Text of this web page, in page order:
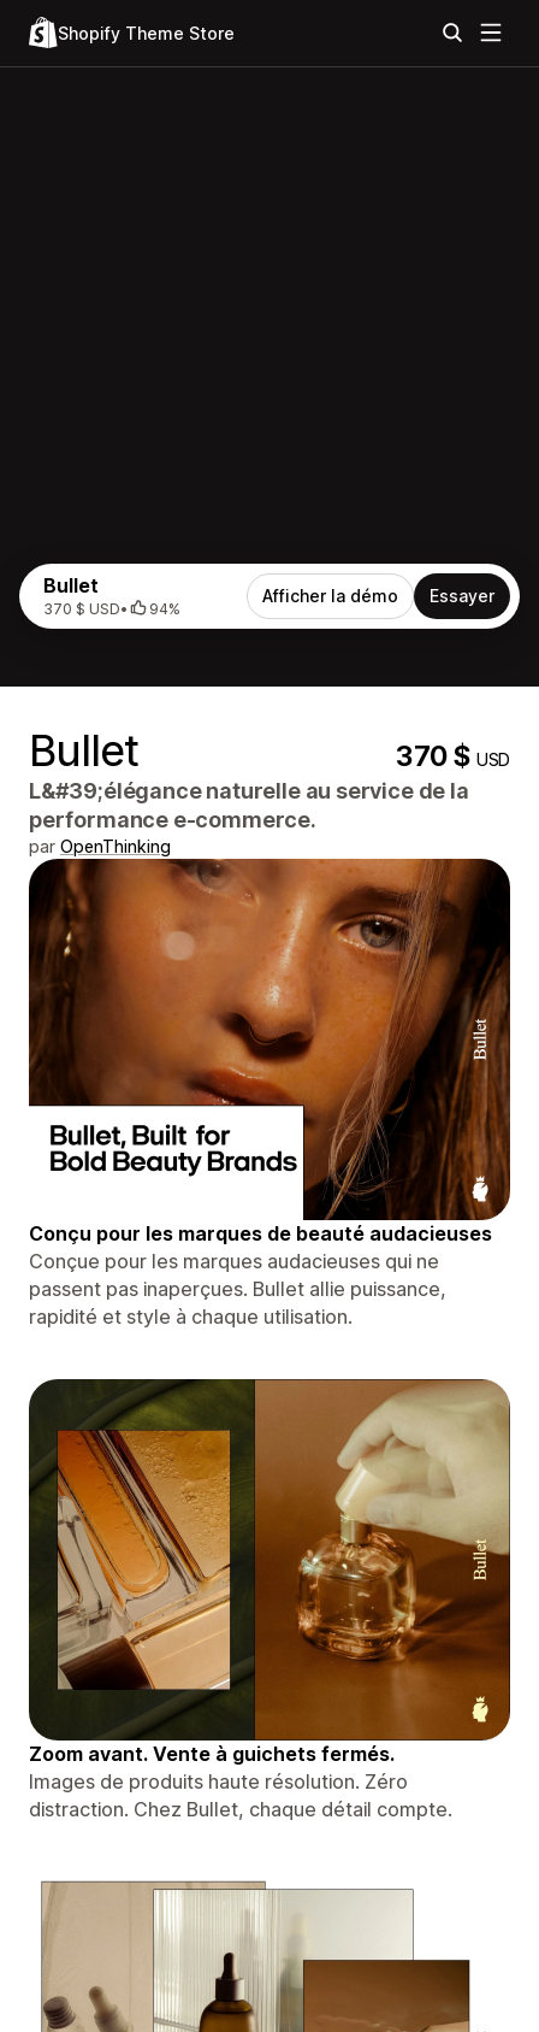
Shopify Theme Store
Bullet
370 $ USD• 94%
Afficher la démo Essayer
Bullet 370 $USD
L&#39;élégance naturelle au service de la
performance e-commerce.
par OpenThinking
Conçu pour les marques de beauté audacieuses
Conçue pour les marques audacieuses qui ne
passent pas inaperçues. Bullet allie puissance,
rapidité et style à chaque utilisation.
Zoom avant. Vente à guichets fermés.
Images de produits haute résolution. Zéro
distraction. Chez Bullet, chaque détail compte.